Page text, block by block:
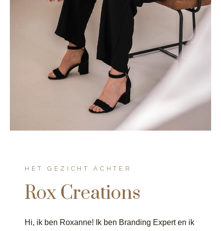
HET GEZICHT ACHTER
Rox Creations
Hi, ik ben Roxanne! Ik ben Branding Expert en ik